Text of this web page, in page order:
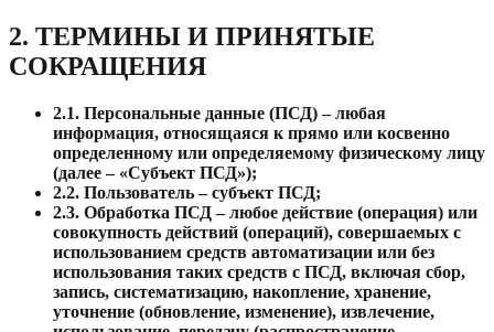
2. ТЕРМИНЫ И ПРИНЯТЫЕ
СОКРАЩЕНИЯ
2.1. Персональные данные (ПСД) – любая
информация, относящаяся к прямо или косвенно
определенному или определяемому физическому лицу
(далее – «Субъект ПСД»);
2.2. Пользователь – субъект ПСД;
2.3. Обработка ПСД – любое действие (операция) или
совокупность действий (операций), совершаемых с
использованием средств автоматизации или без
использования таких средств с ПСД, включая сбор,
запись, систематизацию, накопление, хранение,
уточнение (обновление, изменение), извлечение,